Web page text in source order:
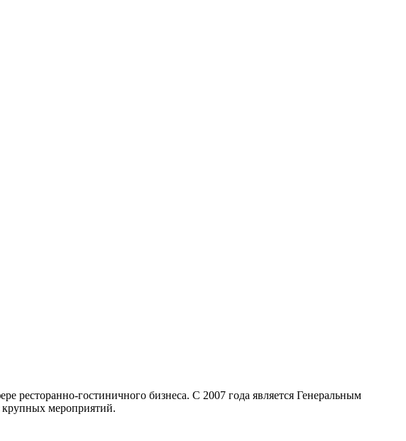
ресторанно-гостиничного бизнеса. С 2007 года является Генеральным
крупных мероприятий.